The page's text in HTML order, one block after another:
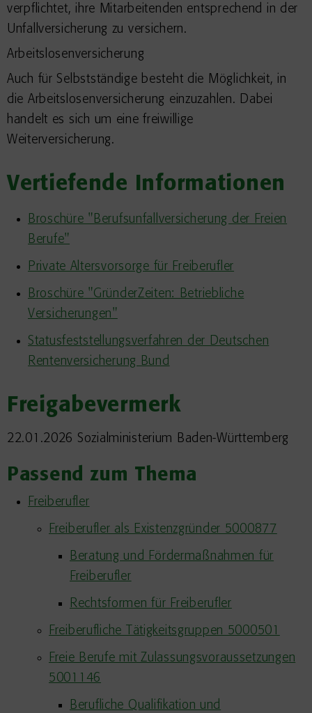
verpflichtet, ihre Mitarbeitenden entsprechend in der
Unfallversicherung zu versichern.
Arbeitslosenversicherung
Auch für Selbstständige besteht die Möglichkeit, in
die Arbeitslosenversicherung einzuzahlen. Dabei
handelt es sich um eine freiwillige
Weiterversicherung.
Vertiefende Informationen
Broschüre "Berufsunfallversicherung der Freien
Berufe"
Private Altersvorsorge für Freiberufler
Broschüre "GründerZeiten: Betriebliche
Versicherungen"
Statusfeststellungsverfahren der Deutschen
Rentenversicherung Bund
Freigabevermerk
22.01.2026 Sozialministerium Baden-Württemberg
Passend zum Thema
Freiberufler
Freiberufler als Existenzgründer 5000877
Beratung und Fördermaßnahmen für
Freiberufler
Rechtsformen für Freiberufler
Freiberufliche Tätigkeitsgruppen 5000501
Freie Berufe mit Zulassungsvoraussetzungen
5001146
Berufliche Qualifikation und